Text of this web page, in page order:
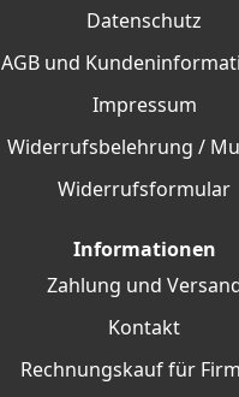
Datenschutz
AGB und
Impressum
Widerrufsbelehrung /
Widerrufsformular
Informationen
Zahlung und
Kontakt
Rechnungskauf für